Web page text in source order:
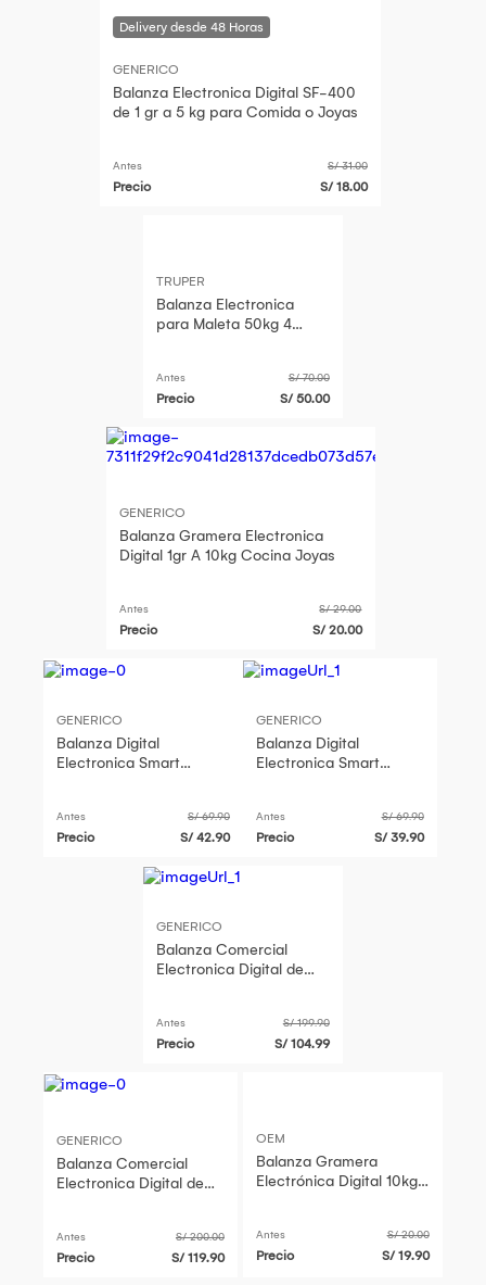
GENERICO
Balanza Electronica Digital SF-400
de 1 gr a 5 kg para Comida o Joyas
Antes S/ 31.00
Precio S/ 18.00
TRUPER
Balanza Electronica
para Maleta 50kg 4
Antes S/ 70.00
Precio S/ 50.00
GENERICO
Balanza Gramera Electronica
Digital 1gr A 10kg Cocina Joyas
Antes S/ 29.00
Precio S/ 20.00
GENERICO
Balanza Digital
Electronica Smart
Antes S/ 69.90
Precio S/ 42.90
GENERICO
Balanza Digital
Electronica Smart
Antes S/ 69.90
Precio S/ 39.90
GENERICO
Balanza Comercial
Electronica Digital de
Antes S/ 199.90
Precio S/ 104.99
GENERICO
Balanza Comercial
Electronica Digital de
Antes S/ 200.00
Precio S/ 119.90
OEM
Balanza Gramera
Electrónica Digital 10kg-
Antes S/ 20.00
Precio S/ 19.90